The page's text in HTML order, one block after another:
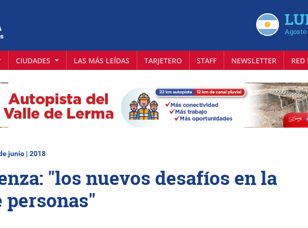
Agosto
CIUDADES LAS MÁS LEÍDAS TARJETERO STAFF NEWSLETTER RED
junio | 2018
"los nuevos desafíos en la
personas"